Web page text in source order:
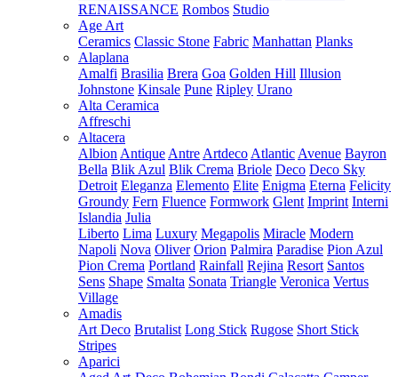
RENAISSANCE Rombos Studio
Age Art
Ceramics Classic Stone Fabric Manhattan Planks
Alaplana
Amalfi Brasilia Brera Goa Golden Hill Illusion
Johnstone Kinsale Pune Ripley Urano
Alta Ceramica
Affreschi
Altacera
Albion Antique Antre Artdeco Atlantic Avenue Bayron
Bella Blik Azul Blik Crema Briole Deco Deco Sky
Detroit Eleganza Elemento Elite Enigma Eterna Felicity
Groundy Fern Fluence Formwork Glent Imprint Interni
Islandia Julia
Liberto Lima Luxury Megapolis Miracle Modern
Napoli Nova Oliver Orion Palmira Paradise Pion Azul
Pion Crema Portland Rainfall Rejina Resort Santos
Sens Shape Smalta Sonata Triangle Veronica Vertus
Village
Amadis
Art Deco Brutalist Long Stick Rugose Short Stick
Stripes
Aparici